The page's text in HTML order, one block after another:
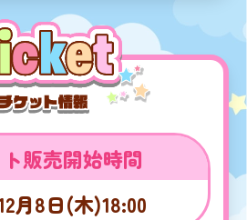
販売開始時間
月8日(木)18:00